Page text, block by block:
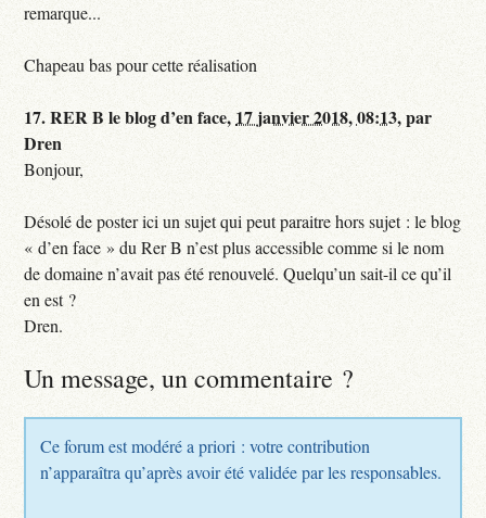
remarque...
Chapeau bas pour cette réalisation
17.RER B le blog d’en face, 17 janvier 2018, 08:13,par
Dren
Bonjour,
Désolé de poster ici un sujet qui peut paraitre hors sujet : le blog
« d’en face » du Rer B n’est plus accessible comme si le nom
de domaine n’avait pas été renouvelé. Quelqu’un sait-il ce qu’il
en est ?
Dren.
Un message, un commentaire ?
Ce forum est modéré a priori : votre contribution
n’apparaîtra qu’après avoir été validée par les responsables.